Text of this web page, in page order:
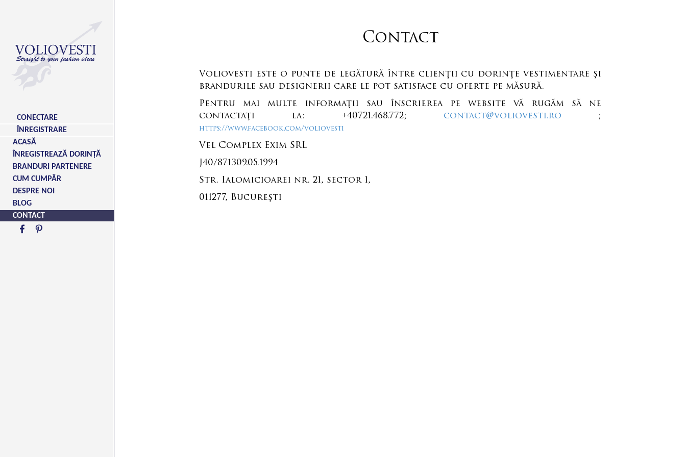
CONECTARE
ÎNREGISTRARE
ACASĂ
ÎNREGISTREAZĂ DORINȚĂ
BRANDURI PARTENERE
CUM CUMPĂR
DESPRE NOI
BLOG
CONTACT
Contact
Voliovesti este o punte de legătură între clienţii cu dorinţe vestimentare şi
brandurile sau designerii care le pot satisface cu oferte pe măsură.
Pentru mai multe informaţii sau înscrierea pe website vă rugăm să ne
contactaţi la: +40721.468.772; contact@voliovesti.ro ;
https://www.facebook.com/voliovesti
Vel Complex Exim SRL
J40/871309.05.1994
Str. Ialomicioarei nr. 21, sector 1,
011277, Bucureşti